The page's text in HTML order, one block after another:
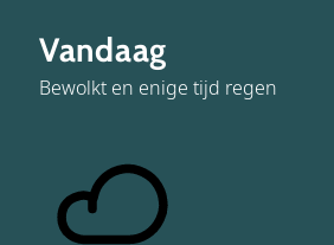
Vandaag
Bewolkt en enige tijd regen